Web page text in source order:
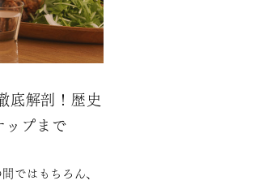
底解剖！歴史
ップまで
ではもちろん、